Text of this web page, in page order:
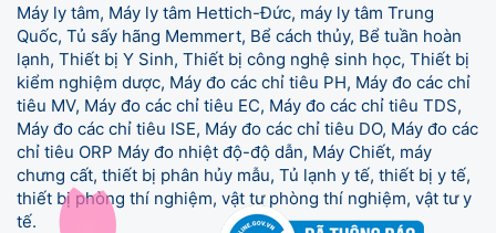
Máy ly tâm, Máy ly tâm Hettich-Đức, máy ly tâm Trung
Quốc, Tủ sấy hãng Memmert, Bể cách thủy, Bể tuần hoàn
lạnh, Thiết bị Y Sinh, Thiết bị công nghệ sinh học, Thiết bị
kiểm nghiệm dược, Máy đo các chỉ tiêu PH, Máy đo các chỉ
tiêu MV, Máy đo các chỉ tiêu EC, Máy đo các chỉ tiêu TDS,
Máy đo các chỉ tiêu ISE, Máy đo các chỉ tiêu DO, Máy đo các
chỉ tiêu ORP Máy đo nhiệt độ-độ dẫn, Máy Chiết, máy
chưng cất, thiết bị phân hủy mẫu, Tủ lạnh y tế, thiết bị y tế,
thiết bị phòng thí nghiệm, vật tư phòng thí nghiệm, vật tư y
tế.